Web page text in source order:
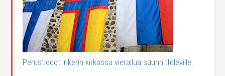
Perustiedot Inkerin kirkossa vierailua suunnitteleville.